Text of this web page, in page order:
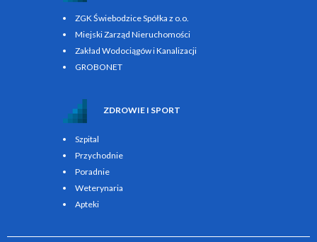
ZGK Świebodzice Spółka z o.o.
Miejski Zarząd Nieruchomości
Zakład Wodociągów i Kanalizacji
GROBONET
ZDROWIE I SPORT
Szpital
Przychodnie
Poradnie
Weterynaria
Apteki